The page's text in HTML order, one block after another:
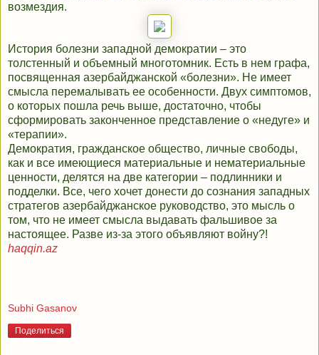
возмездия.
История болезни западной демократии – это
толстенный и объемный многотомник. Есть в нем графа,
посвященная азербайджанской «болезни». Не имеет
смысла перемалывать ее особенности. Двух симптомов,
о которых пошла речь выше, достаточно, чтобы
сформировать законченное представление о «недуге» и
«терапии».
Демократия, гражданское общество, личные свободы,
как и все имеющиеся материальные и нематериальные
ценности, делятся на две категории – подлинники и
подделки. Все, чего хочет донести до сознания западных
стратегов азербайджанское руководство, это мысль о
том, что не имеет смысла выдавать фальшивое за
настоящее. Разве из-за этого объявляют войну?!
haqqin.az
Subhi Gasanov
Поделиться